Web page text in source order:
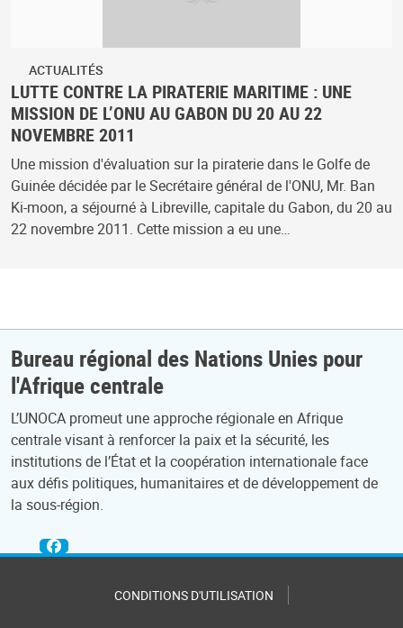
ACTUALITÉS
LUTTE CONTRE LA PIRATERIE MARITIME : UNE
MISSION DE L’ONU AU GABON DU 20 AU 22
NOVEMBRE 2011
Une mission d'évaluation sur la piraterie dans le Golfe de
Guinée décidée par le Secrétaire général de l'ONU, Mr. Ban
Ki-moon, a séjourné à Libreville, capitale du Gabon, du 20 au
22 novembre 2011. Cette mission a eu une…
Bureau régional des Nations Unies pour
l'Afrique centrale
L’UNOCA promeut une approche régionale en Afrique
centrale visant à renforcer la paix et la sécurité, les
institutions de l’État et la coopération internationale face
aux défis politiques, humanitaires et de développement de
la sous-région.
CONDITIONS D'UTILISATION